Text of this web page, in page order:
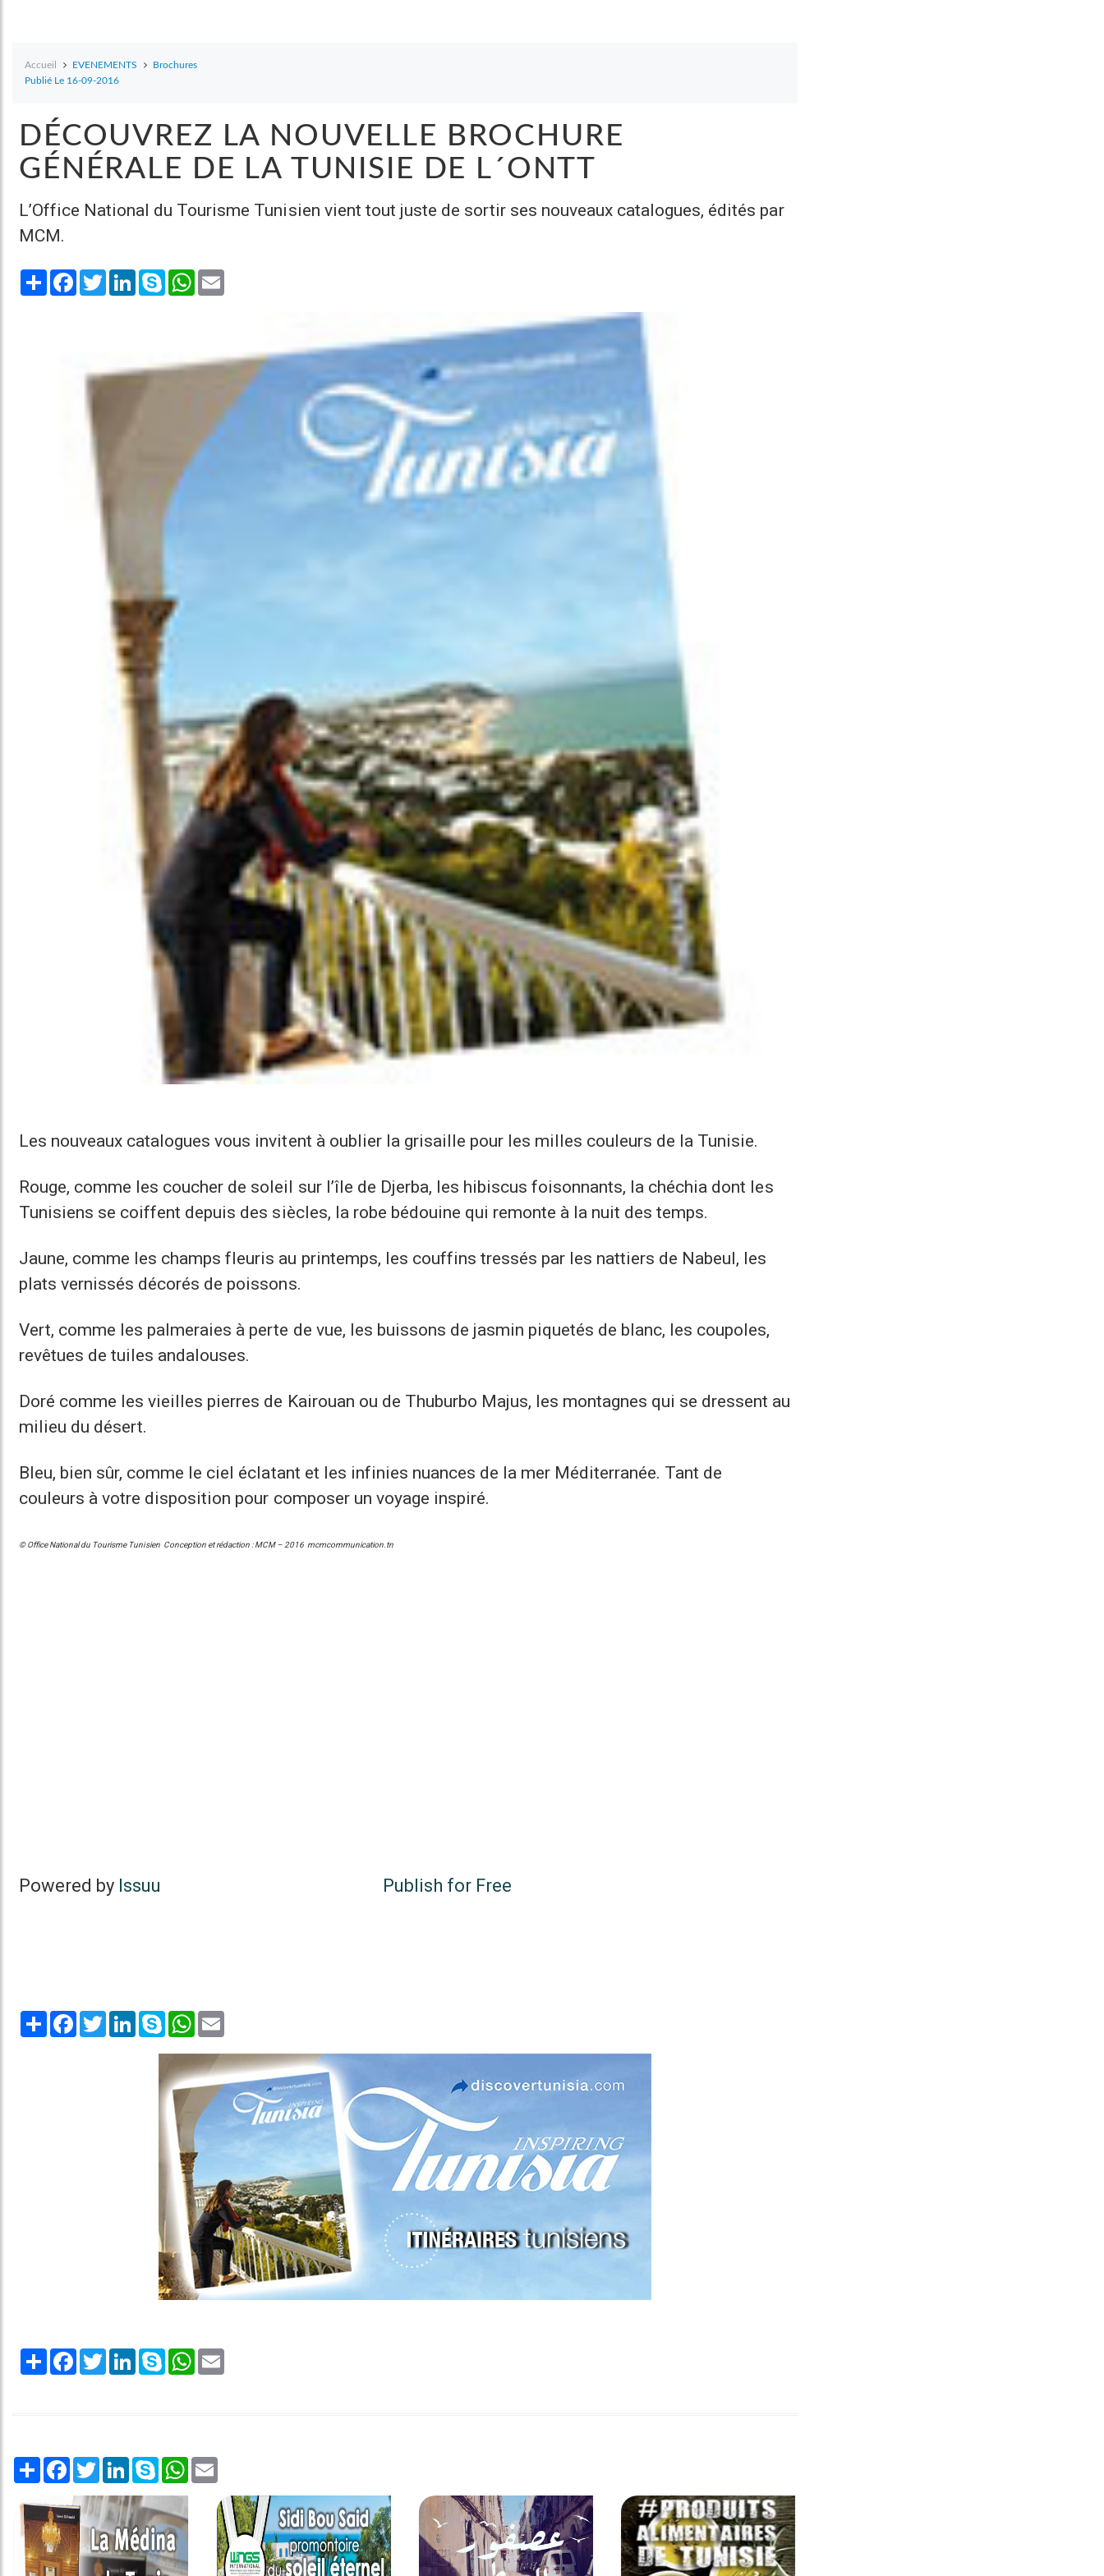
Accueil EVENEMENTS
Brochures
Publié Le 16-09-2016
DÉCOUVREZ LA NOUVELLE BROCHURE
GÉNÉRALE DE LA TUNISIE DE L´ONTT
L’Office National du Tourisme Tunisien vient tout juste de sortir ses nouveaux catalogues, édités par
MCM.
Share Facebook
TwitterLinkedInSkype WhatsApp
Les nouveaux catalogues vous invitent à oublier la grisaille pour les milles couleurs de la Tunisie.
Rouge, comme les coucher de soleil sur l’île de Djerba, les hibiscus foisonnants, la chéchia dont les
Tunisiens se coiffent depuis des siècles, la robe bédouine qui remonte à la nuit des temps.
Jaune, comme les champs fleuris au printemps, les couffins tressés par les nattiers de Nabeul, les
plats vernissés décorés de poissons.
Vert, comme les palmeraies à perte de vue, les buissons de jasmin piquetés de blanc, les coupoles,
revêtues de tuiles andalouses.
Doré comme les vieilles pierres de Kairouan ou de Thuburbo Majus, les montagnes qui se dressent au
milieu du désert.
Bleu, bien sûr, comme le ciel éclatant et les infinies nuances de la mer Méditerranée. Tant de
couleurs à votre disposition pour composer un voyage inspiré.
© Office National du Tourisme Tunisien Conception et rédaction : MCM – 2016 mcmcommunication.tn
Powered by Issuu Publish for Free
Share FacebookTwitterLinkedInSkype WhatsApp
Share FacebookTwitterLinkedInSkype WhatsApp
Share FacebookTwitterLinkedInSkype WhatsApp